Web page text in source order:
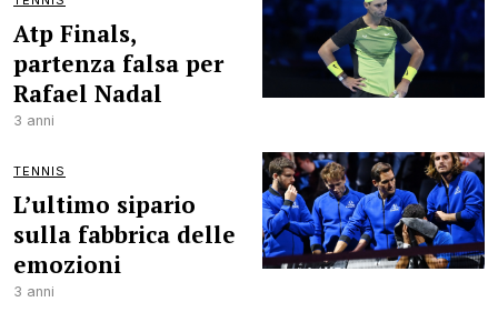
Atp Finals,
partenza falsa per
Rafael Nadal
3 anni
TENNIS
L’ultimo sipario
sulla fabbrica delle
emozioni
3 anni